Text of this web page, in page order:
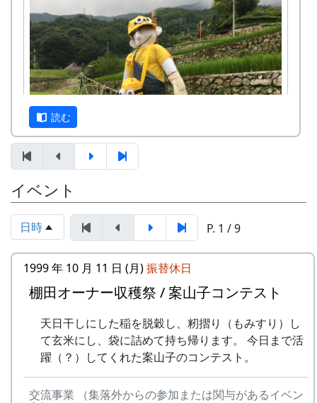
携帯: 999-9999-9999
MAIL : mailaddress
担当 : XX
平成27年度棚田オーナー (2015-04-12 11:26:16)
岩座神棚田オーナーの特典
一から十までプロの指導を受け、減農薬栽培
の米づくりを体験できます。
(100平方メートルの収穫収量は玄米で約30キ
ケート回答をもとに、当協議会で書類選考さ
せていただきます。
申込み方法 : 下記の申込み窓口に、電話、
FAXまたはメールでお申し込み下さい（FAX
またはメールの場合は、郵便番号、住所、氏
名、電話番号を明記して下さい）。 折り返
し、詳しい内容と「申し込みアンケート」を
お送りいたしますので、申し込みアンケート
をご返送ください。
申込み・お問合せの窓口
岩座神棚田保全推進協議会事務局
TEL & FAX: 9999-99-9999
携帯: 999-9999-9999
担当 : XX
案山子に守られた棚田も、今では、黄金色に色づ
て、見てのお楽しみ。秋風の中で「日本の棚田百
選」の集落内を散策してみてください。蕎麦の花
のつぼみもふくらんでいるかも、ですよ。
日時 : 2017 (平成29) 年 9 月 3 日 (日) 11:00 ～
メニュー : 岩座神特産の「石垣茶」、梅ジュ
ース、リンゴジュースなどの飲料と、棚田米
コシヒカリのおにぎりを準備しています。
お買い物 : 地域特産品コーナー
読む
イベント
日時 P. 1 / 9
1999 年 10 月 11 日 (月)振替休日
棚田オーナー収穫祭 / 案山子コンテスト
天日干しにした稲を脱穀し、籾摺り（もみすり）し
て玄米にし、袋に詰めて持ち帰ります。 今日まで活
躍（？）してくれた案山子のコンテスト。
交流事業 （集落外からの参加または関与があるイベン